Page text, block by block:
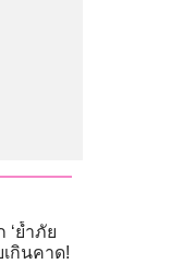
‘ย้ำภัย
เกินคาด!